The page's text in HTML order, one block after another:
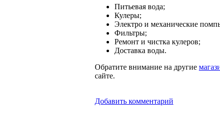
Питьевая вода;
Кулеры;
Электро и механические
Фильтры;
Ремонт и чистка кулеров;
Доставка воды.
Обратите внимание на другие
сайте.
Добавить комментарий